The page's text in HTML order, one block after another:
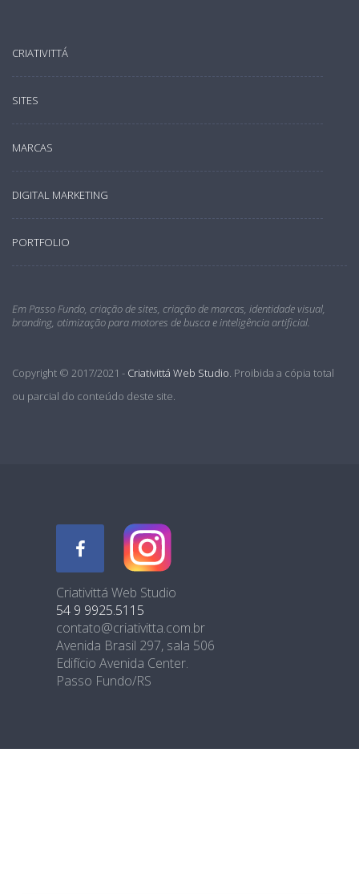
CRIATIVITTÁ
SITES
MARCAS
DIGITAL MARKETING
PORTFOLIO
Em Passo Fundo, criação de sites, criação de marcas, identidade visual,
branding, otimização para motores de busca e inteligência artificial.
Copyright © 2017/2021 - Criativittá Web Studio. Proibida a cópia total
ou parcial do conteúdo deste site.
Criativittá Web Studio
54 9 9925.5115
contato@criativitta.com.br
Avenida Brasil 297, sala 506
Edifício Avenida Center.
Passo Fundo/RS